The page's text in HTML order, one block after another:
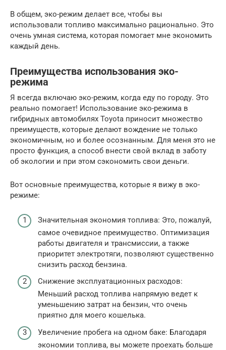
В общем, эко-режим делает все, чтобы вы
использовали топливо максимально рационально. Это
очень умная система, которая помогает мне экономить
каждый день.
Преимущества использования эко-
режима
Я всегда включаю эко-режим, когда еду по городу. Это
реально помогает! Использование эко-режима в
гибридных автомобилях Toyota приносит множество
преимуществ, которые делают вождение не только
экономичным, но и более осознанным. Для меня это не
просто функция, а способ внести свой вклад в заботу
об экологии и при этом сэкономить свои деньги.
Вот основные преимущества, которые я вижу в эко-
режиме:
Значительная экономия топлива: Это, пожалуй,
самое очевидное преимущество. Оптимизация
работы двигателя и трансмиссии, а также
приоритет электротяги, позволяют существенно
снизить расход бензина.
Снижение эксплуатационных расходов:
Меньший расход топлива напрямую ведет к
уменьшению затрат на бензин, что очень
приятно для моего кошелька.
Увеличение пробега на одном баке: Благодаря
экономии топлива, вы можете проехать больше